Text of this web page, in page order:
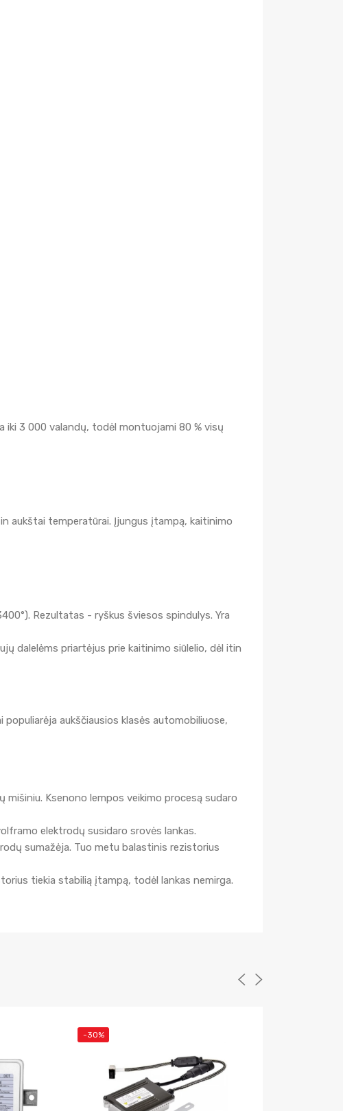
iki 3 000 valandų, todėl montuojami 80 % visų
aukštai temperatūrai. Įjungus įtampą, kaitinimo
Rezultatas - ryškus šviesos spindulys. Yra
dalelėms priartėjus prie kaitinimo siūlelio, dėl itin
aukščiausios klasės automobiliuose,
Ksenono lempos veikimo procesą sudaro
elektrodų susidaro srovės lankas.
sumažėja. Tuo metu balastinis rezistorius
tiekia stabilią įtampą, todėl lankas nemirga.
-30%